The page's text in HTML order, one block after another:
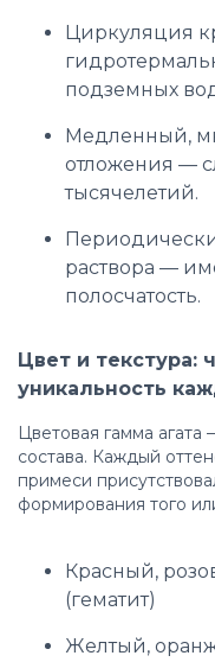
Циркуляция
подземных
Медленный,
отложения —
тысячелетий.
раствора —
полосчатость.
Цвет и текстура:
уникальность
Цветовая гамма
состава. Каждый
примеси
формирования того
Красный,
(гематит)
Желтый,